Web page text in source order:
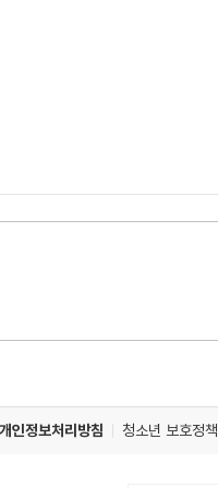
개인정보처리방침 청소년 보호정책